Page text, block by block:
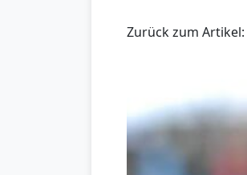
Zurück zum Artikel: